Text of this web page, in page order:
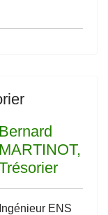
Bernard
MARTINOT,
Ingénieur ENS